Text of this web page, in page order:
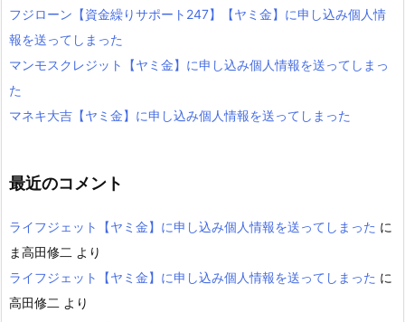
フジローン【資金繰りサポート247】【ヤミ金】に申し込み個人情
報を送ってしまった
マンモスクレジット【ヤミ金】に申し込み個人情報を送ってしまっ
た
マネキ大吉【ヤミ金】に申し込み個人情報を送ってしまった
最近のコメント
ライフジェット【ヤミ金】に申し込み個人情報を送ってしまった に
ま高田修二 より
ライフジェット【ヤミ金】に申し込み個人情報を送ってしまった に
高田修二 より